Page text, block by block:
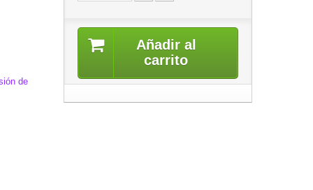
de
Añadir al
carrito